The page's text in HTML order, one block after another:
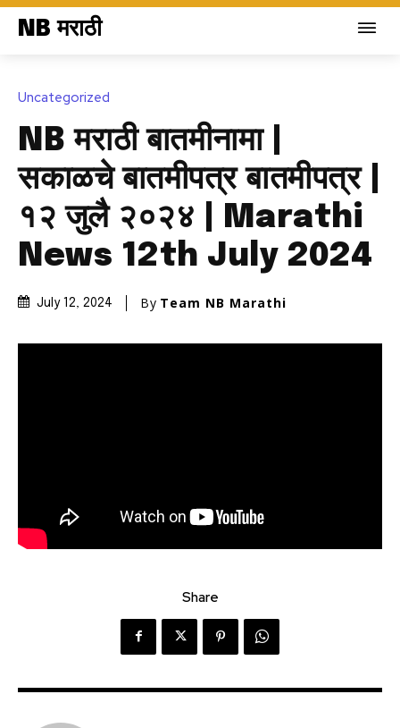
NB मराठी
Uncategorized
NB मराठी बातमीनामा |
सकाळचे बातमीपत्र बातमीपत्र |
१२ जुलै २०२४ | Marathi
News 12th July 2024
July 12, 2024 By Team NB Marathi
Share